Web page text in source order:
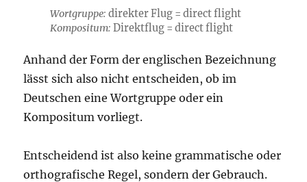
Wortgruppe: direkter Flug = direct flight
Kompositum: Direktflug = direct flight
Anhand der Form der englischen Bezeichnung
lässt sich also nicht entscheiden, ob im
Deutschen eine Wortgruppe oder ein
Kompositum vorliegt.
Entscheidend ist also keine grammatische oder
orthografische Regel, sondern der Gebrauch.